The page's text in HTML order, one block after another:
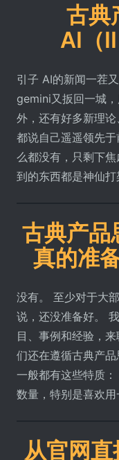
古典
AI（
引子 AI的新闻一茬
gemini又扳回一城
外，还有好多新理
都说自己遥遥领先
么都没有，只剩下
到的东西都是神仙打
古典产品
真的准
没有。 至少对于大
说，还没准备好。
目、事例和经验，
们还在遵循古典产
一般都有这些特质
数量，特别是喜欢用
从官网